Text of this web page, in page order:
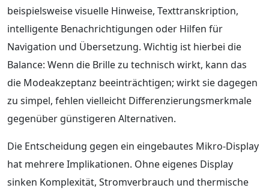
beispielsweise visuelle Hinweise, Texttranskription,
intelligente Benachrichtigungen oder Hilfen für
Navigation und Übersetzung. Wichtig ist hierbei die
Balance: Wenn die Brille zu technisch wirkt, kann das
die Modeakzeptanz beeinträchtigen; wirkt sie dagegen
zu simpel, fehlen vielleicht Differenzierungsmerkmale
gegenüber günstigeren Alternativen.
Die Entscheidung gegen ein eingebautes Mikro-Display
hat mehrere Implikationen. Ohne eigenes Display
sinken Komplexität, Stromverbrauch und thermische